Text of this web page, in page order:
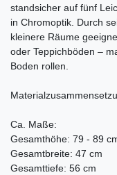
standsicher auf fünf
in Chromoptik. Durch
kleinere Räume
oder Teppichböden –
Boden rollen.
Ca. Maße:
Gesamthöhe: 79 - 89
Gesamtbreite: 47 cm
Gesamttiefe: 56 cm